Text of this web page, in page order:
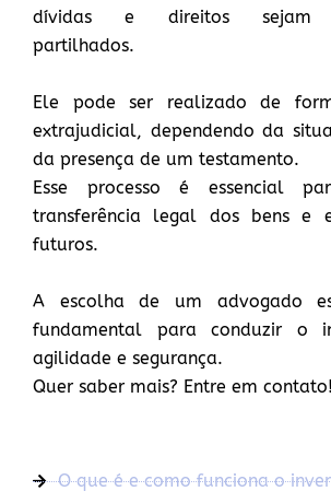
dívidas e direitos sejam
partilhados.
Ele pode ser realizado de
extrajudicial, dependendo da
da presença de um testamento.
Esse processo é essencial
transferência legal dos bens e
futuros.
A escolha de um advogado
fundamental para conduzir o
agilidade e segurança.
Quer saber mais? Entre em contato!
O que é e como funciona o